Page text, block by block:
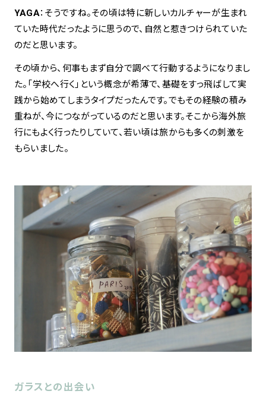
YAGA：そうですね。その頃は特に新しいカルチャーが生まれ
ていた時代だったように思うので、自然と惹きつけられていた
のだと思います。
その頃から、何事もまず自分で調べて行動するようになりまし
た。「学校へ行く」という概念が希薄で、基礎をすっ飛ばして実
践から始めてしまうタイプだったんです。でもその経験の積み
重ねが、今につながっているのだと思います。そこから海外旅
行にもよく行ったりしていて、若い頃は旅からも多くの刺激を
もらいました。
ガラスとの出会い